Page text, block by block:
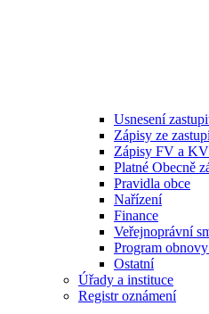
Usnesení
Zápisy ze
Zápisy FV a KV
Platné Obecně
Pravidla obce
Nařízení
Finance
Veřejnoprávní
Program
Ostatní
Úřady a instituce
Registr oznámení